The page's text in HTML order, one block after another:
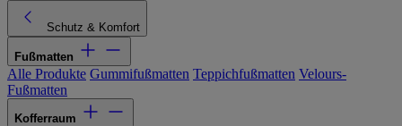
Schutz & Komfort
Fußmatten
Alle Produkte Gummifußmatten Teppichfußmatten Velours-
Fußmatten
Kofferraum